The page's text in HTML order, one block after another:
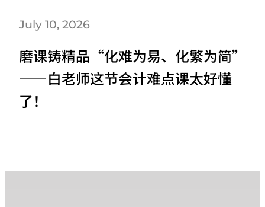
July 10, 2026
磨课铸精品“化难为易、化繁为简”
——白老师这节会计难点课太好懂
了！